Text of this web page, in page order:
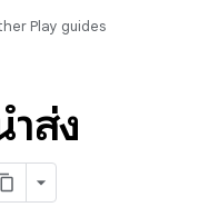
Play guides
ส่ง